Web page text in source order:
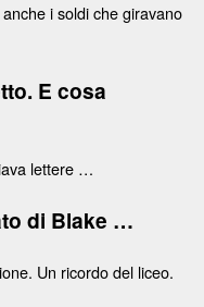
i soldi che giravano
E cosa
lettere …
di Blake …
Un ricordo del liceo.